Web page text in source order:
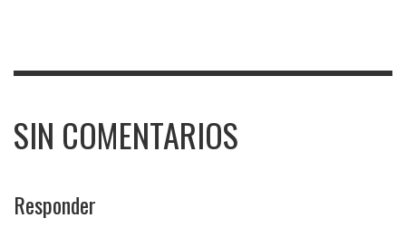
SIN COMENTARIOS
Responder